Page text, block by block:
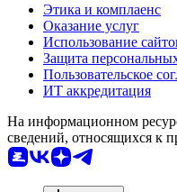
Этика и комплаенс
Оказание услуг
Использование
Защита
Пользовательское
ИТ аккредитация
На информационном
сведений, относящихся к